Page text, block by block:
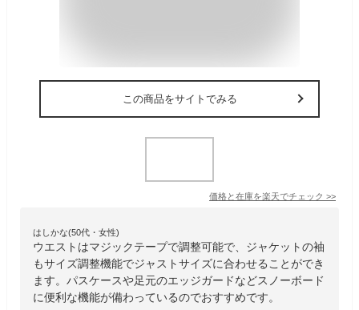
この商品をサイトでみる
価格と在庫を楽天でチェック >>
はしかな(50代・女性)
ウエストはマジックテープで調整可能で、ジャケットの袖
もサイズ調整機能でジャストサイズに合わせることができ
ます。パスケースや足元のエッジガードなどスノーボード
に便利な機能が備わっているのでおすすめです。